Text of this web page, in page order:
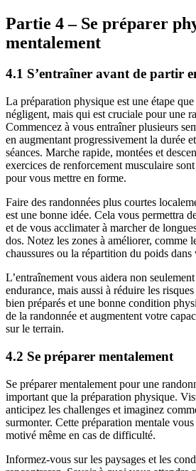
Partie 4 – Se préparer
mentalement
4.1 S’entraîner avant de partir
La préparation physique est une étape
négligent, mais qui est cruciale pour une
Commencez à vous entraîner plusieurs
en augmentant progressivement la durée
séances. Marche rapide, montées et
exercices de renforcement musculaire
pour vous mettre en forme.
Faire des randonnées plus courtes
est une bonne idée. Cela vous permettra
et de vous acclimater à marcher de
dos. Notez les zones à améliorer, comme
chaussures ou la répartition du poids dans
L’entraînement vous aidera non
endurance, mais aussi à réduire les
bien préparés et une bonne condition
de la randonnée et augmentent votre
sur le terrain.
4.2 Se préparer mentalement
Se préparer mentalement pour une
important que la préparation physique.
anticipez les challenges et imaginez
surmonter. Cette préparation mentale
motivé même en cas de difficulté.
Informez-vous sur les paysages et les